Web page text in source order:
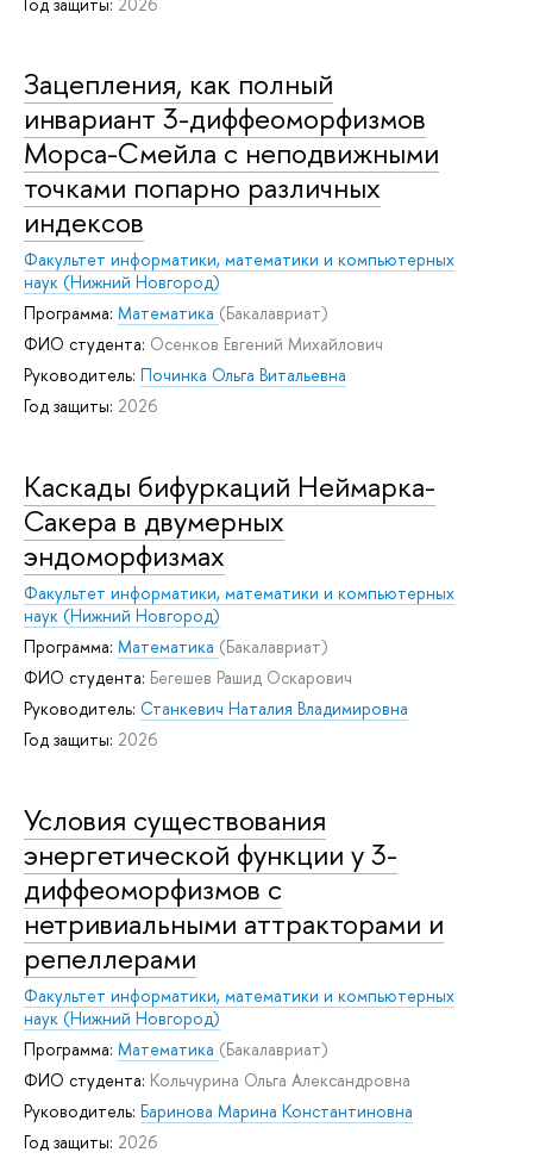
Зацепления, как полный
инвариант 3-диффеоморфизмов
Морса-Смейла с неподвижными
точками попарно различных
индексов
Факультет информатики, математики и компьютерных
наук (Нижний Новгород)
Программа: Математика (Бакалавриат)
ФИО студента: Осенков Евгений Михайлович
Руководитель: Починка Ольга Витальевна
Год защиты: 2026
Каскады бифуркаций Неймарка-
Сакера в двумерных
эндоморфизмах
Факультет информатики, математики и компьютерных
наук (Нижний Новгород)
Программа: Математика (Бакалавриат)
ФИО студента: Бегешев Рашид Оскарович
Руководитель: Станкевич Наталия Владимировна
Год защиты: 2026
Условия существования
энергетической функции у 3-
диффеоморфизмов с
нетривиальными аттракторами и
репеллерами
Факультет информатики, математики и компьютерных
наук (Нижний Новгород)
Программа: Математика (Бакалавриат)
ФИО студента: Кольчурина Ольга Александровна
Руководитель: Баринова Марина Константиновна
Год защиты: 2026